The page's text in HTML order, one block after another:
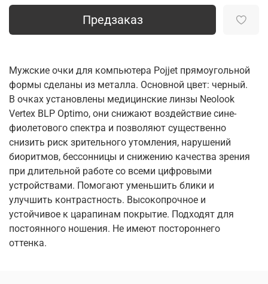
Предзаказ
Мужские очки для компьютера Pojjet прямоугольной
формы сделаны из металла. Основной цвет: черный.
В очках установлены медицинские линзы Neolook
Vertex BLP Optimo, они снижают воздействие сине-
фиолетового спектра и позволяют существенно
снизить риск зрительного утомления, нарушений
биоритмов, бессонницы и снижению качества зрения
при длительной работе со всеми цифровыми
устройствами. Помогают уменьшить блики и
улучшить контрастность. Высокопрочное и
устойчивое к царапинам покрытие. Подходят для
постоянного ношения. Не имеют постороннего
оттенка.